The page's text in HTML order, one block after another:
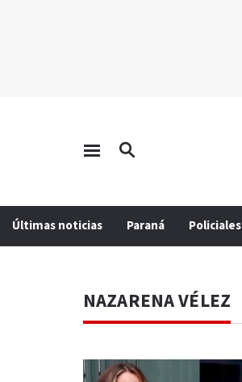
Últimas noticias Paraná Policiales
NAZARENA VÉLEZ